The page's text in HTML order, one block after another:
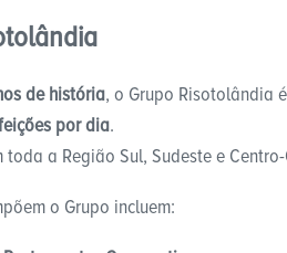
de história, o Grupo Risotolândia
por dia.
toda a Região Sul, Sudeste e
o Grupo incluem: